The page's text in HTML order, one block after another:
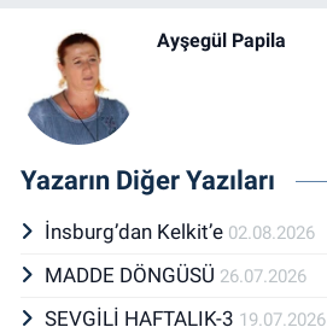
Ayşegül Papila
Yazarın Diğer Yazıları
İnsburg’dan Kelkit’e 02.08.2026
MADDE DÖNGÜSÜ 26.07.2026
SEVGİLİ HAFTALIK-3 19.07.2026